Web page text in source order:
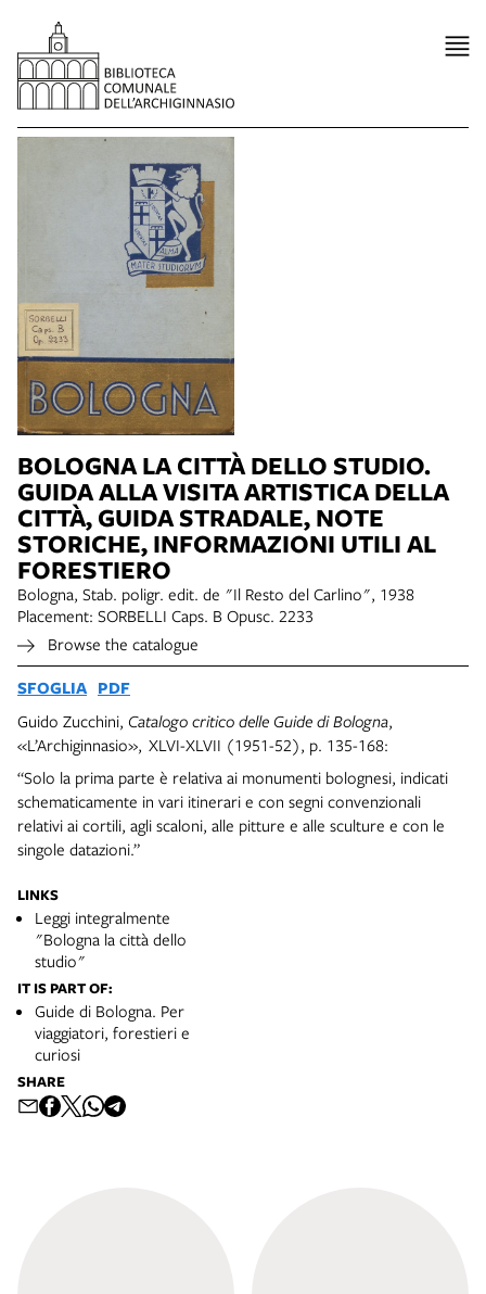
BOLOGNA LA CITTÀ DELLO STUDIO.
GUIDA ALLA VISITA ARTISTICA DELLA
CITTÀ, GUIDA STRADALE, NOTE
STORICHE, INFORMAZIONI UTILI AL
FORESTIERO
Bologna, Stab. poligr. edit. de "Il Resto del Carlino", 1938
Placement: SORBELLI Caps. B Opusc. 2233
Browse the catalogue
SFOGLIA PDF
Guido Zucchini, Catalogo critico delle Guide di Bologna,
«L’Archiginnasio», XLVI-XLVII (1951-52), p. 135-168:
“Solo la prima parte è relativa ai monumenti bolognesi, indicati
schematicamente in vari itinerari e con segni convenzionali
relativi ai cortili, agli scaloni, alle pitture e alle sculture e con le
singole datazioni.”
LINKS
Leggi integralmente
"Bologna la città dello
studio"
IT IS PART OF:
Guide di Bologna. Per
viaggiatori, forestieri e
curiosi
SHARE